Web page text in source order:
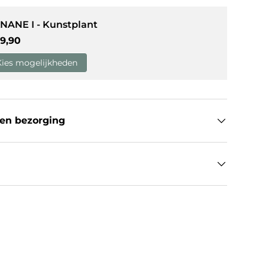
I - Kunstplant
prijs
mogelijkheden
bezorging